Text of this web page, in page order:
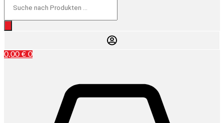
0,00 € 0